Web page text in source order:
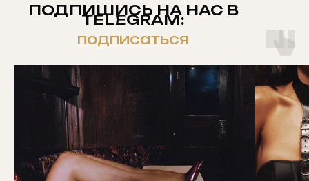
ПОДПИШИСЬ НА НАС В
TELEGRAM:
подписаться